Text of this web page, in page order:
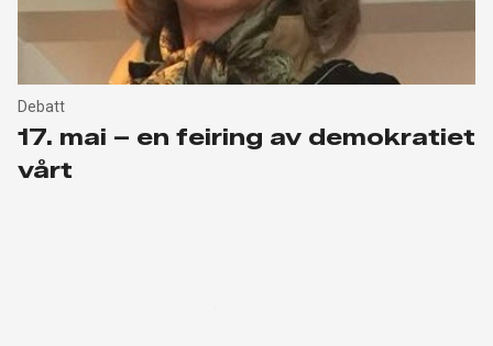
Debatt
17. mai – en feiring av demokratiet
vårt